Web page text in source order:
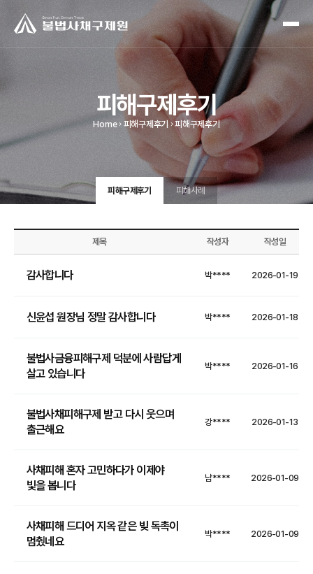
피해구제후기
Home 피해구제후기 피해구제후기
피해구제후기 피해사례
제목 작성자 작성일
감사합니다 박**** 2026-01-19
신윤섭 원장님 정말 감사합니다 박**** 2026-01-18
불법사금융피해구제 덕분에 사람답게
살고 있습니다
박**** 2026-01-16
불법사채피해구제 받고 다시 웃으며
출근해요
강**** 2026-01-13
사채피해 혼자 고민하다가 이제야
빛을 봅니다
남**** 2026-01-09
사채피해 드디어 지옥 같은 빚 독촉이
멈췄네요
박**** 2026-01-09